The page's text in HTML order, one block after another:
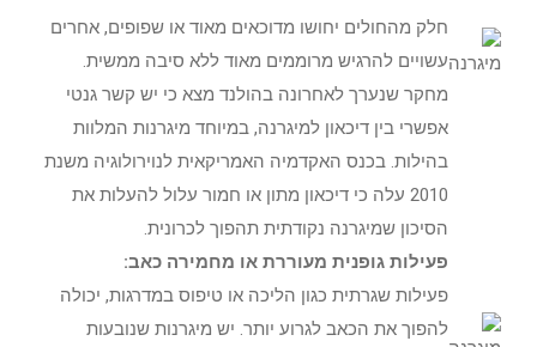
חלק מהחולים יחושו מדוכאים מאוד או שפופים, אחרים
עשויים להרגיש מרוממים מאוד ללא סיבה ממשית.
מחקר שנערך לאחרונה בהולנד מצא כי יש קשר גנטי
אפשרי בין דיכאון למיגרנה, במיוחד מיגרנות המלוות
בהילות. בכנס האקדמיה האמריקאית לנוירולוגיה משנת
2010 עלה כי דיכאון מתון או חמור עלול להעלות את
הסיכון שמיגרנה נקודתית תהפוך לכרונית.
פעילות גופנית מעוררת או מחמירה כאב:
פעילות שגרתית כגון הליכה או טיפוס במדרגות, יכולה
להפוך את הכאב לגרוע יותר. יש מיגרנות שנובעות